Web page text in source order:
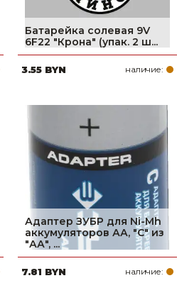
Батарейка солевая 9V
6F22 "Крона" (упак. 2 ш...
3.55 BYN наличие:
Адаптер ЗУБР для Ni-Mh
аккумуляторов АА, ″C″ из
″АА″, ...
7.81 BYN наличие: